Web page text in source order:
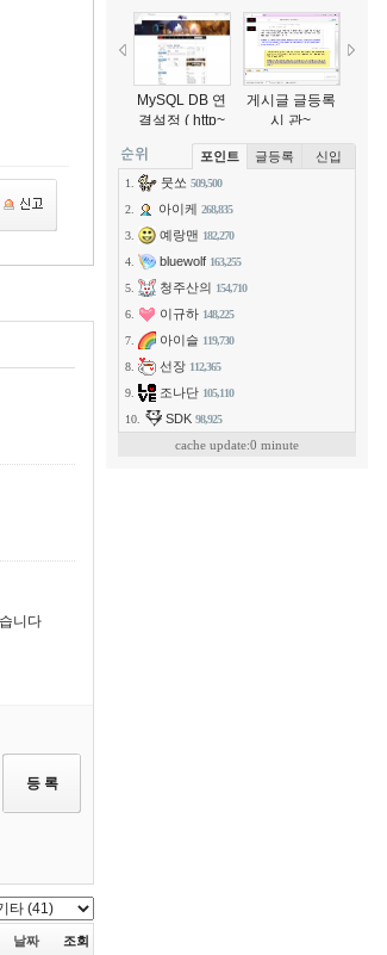
MySQL DB 연
결설정 ( http~
게시글 글등록
시 관~
포인트 글등록 신입
1. 뭇쏘 509,500
2.
아이케 268,835
3.
예랑맨 182,270
4.
bluewolf 163,255
5.
청주산의 154,710
6.
이규하 148,225
7.
아이슬 119,730
8.
선장 112,365
9.
조나단 105,110
10.
SDK 98,925
cache update:0 minute
니다
날짜 조회